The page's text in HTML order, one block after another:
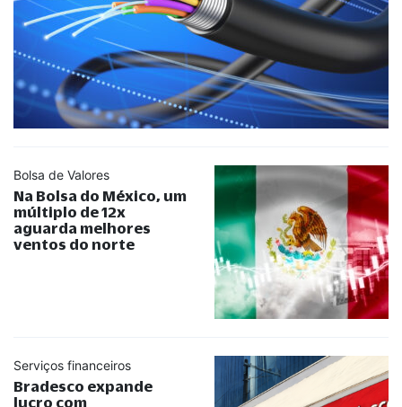
Bolsa de Valores
Na Bolsa do México, um
múltiplo de 12x
aguarda melhores
ventos do norte
Serviços financeiros
Bradesco expande
lucro com